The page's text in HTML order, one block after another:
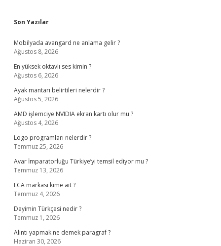
Sidebar
Son Yazılar
Mobilyada avangard ne anlama gelir ?
Ağustos 8, 2026
En yüksek oktavlı ses kimin ?
Ağustos 6, 2026
Ayak mantarı belirtileri nelerdir ?
Ağustos 5, 2026
AMD işlemciye NVIDIA ekran kartı olur mu ?
Ağustos 4, 2026
Logo programları nelerdir ?
Temmuz 25, 2026
Avar İmparatorluğu Türkiye’yi temsil ediyor mu ?
Temmuz 13, 2026
ECA markası kime ait ?
Temmuz 4, 2026
Deyimin Türkçesi nedir ?
Temmuz 1, 2026
Alıntı yapmak ne demek paragraf ?
Haziran 30, 2026